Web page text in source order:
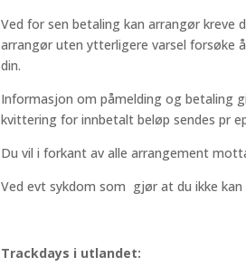
Ved for sen betaling kan arrangør kreve
arrangør uten ytterligere varsel forsøke
din.
Informasjon om påmelding og betaling
kvittering for innbetalt beløp sendes pr
Du vil i forkant av alle arrangement
Ved evt sykdom som gjør at du ikke
Trackdays i utlandet: